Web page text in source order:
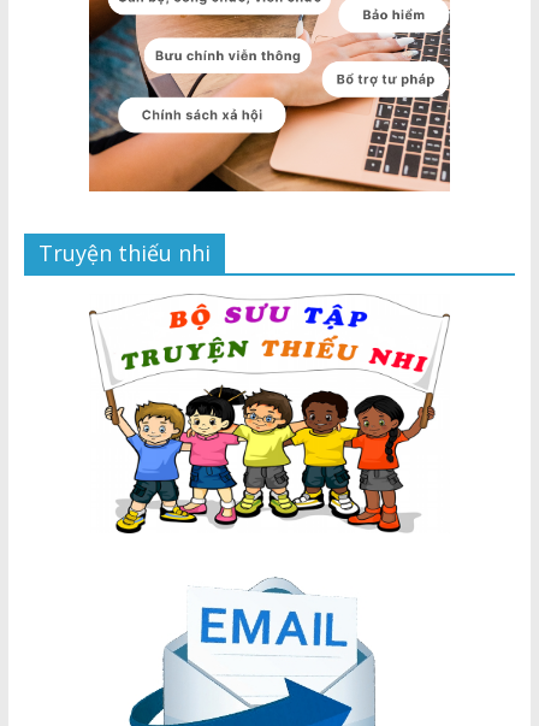
Truyện thiếu nhi